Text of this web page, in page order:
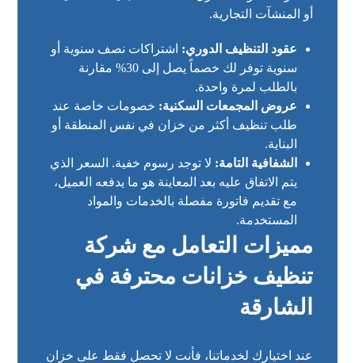
أو المنشآت التجارية.
عقود التنظيف الدوري: اشتراكات نصف سنوية أو
سنوية توفر لك خصماً يصل إلى 30% مقارنة
بالطلب لمرة واحدة.
عروض المجمعات السكنية: خصومات خاصة عند
طلب تنظيف أكثر من خزان في نفس المنطقة أو
البناية.
الشفافية التامة: لا توجد رسوم خفية. السعر الذي
يتم الاتفاق عليه بعد المعاينة هو ما يدفعه العميل،
مع تقديم فاتورة مفصلة بالخدمات والمواد
المستخدمة.
مميزات التعامل مع شركة
تنظيف خزانات محترفة في
الشارقة
عند اختيارك لخدماتنا، فأنت لا تحصل فقط على خزان